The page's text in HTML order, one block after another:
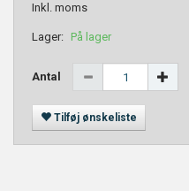
Inkl. moms
Lager: På lager
Antal
Tilføj ønskeliste